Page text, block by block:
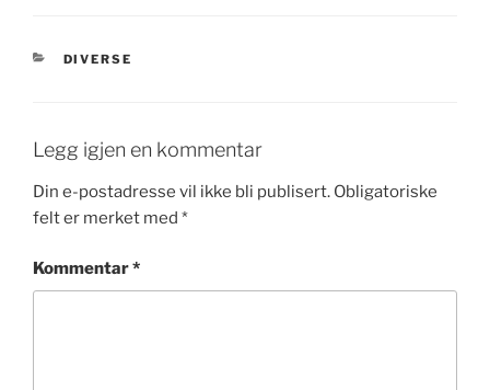
KATEGORIER
DIVERSE
Legg igjen en kommentar
Din e-postadresse vil ikke bli publisert. Obligatoriske
felt er merket med *
Kommentar*